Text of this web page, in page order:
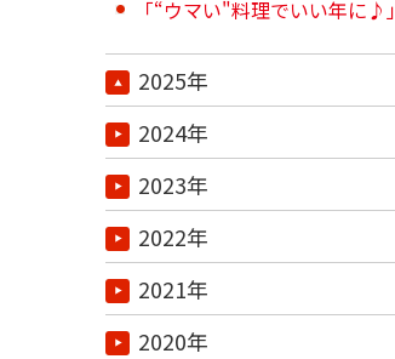
「“ウマい"料理でいい年に♪」
2025年
2024年
2023年
2022年
2021年
2020年